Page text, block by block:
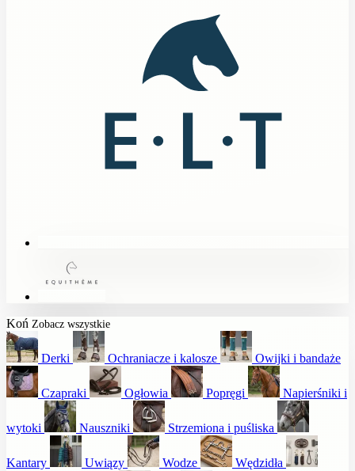
Koń Zobacz wszystkie
Derki Ochraniacze i kalosze Owijki i bandaże
Czapraki Ogłowia Popręgi Napierśniki i
wytoki Nauszniki Strzemiona i puśliska
Kantary Uwiązy Wodze Wędzidła